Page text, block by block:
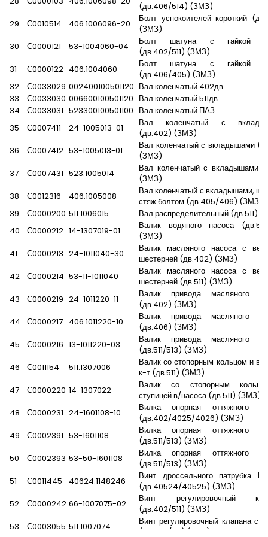
(дв.406/514) (ЗМЗ)
29
С0010514 406.1006096-20
Болт успокоителей короткий
(ЗМЗ)
30
С0000121 53-1004060-04
Болт шатуна с гайкой
(дв.402/511) (ЗМЗ)
31
С0000122 406.1004060
Болт шатуна с гайкой
(дв.406/405) (ЗМЗ)
32
С0033029 002400100501120 Вал коленчатый 402дв.
33
С0033030 006600100501120 Вал коленчатый 511дв.
34
С0033031 523300100501100 Вал коленчатый ПАЗ
35
С0007411 24-1005013-01
Вал коленчатый с
(дв.402) (ЗМЗ)
36
С0007412 53-1005013-01
Вал коленчатый с вкладышами
(ЗМЗ)
37
С0007431 523.1005014
Вал коленчатый с вкладышами
(ЗМЗ)
38
С0012316 406.1005008
Вал коленчатый с вкладышами,
стяж.болтом (дв.405/406) (ЗМЗ)
39
С0000200 511.1006015
Вал распределительный (дв.511)
40
С0000212 14-1307019-01
Валик водяного насоса
(ЗМЗ)
41
С0000213 24-1011040-30
Валик масляного насоса с
шестерней (дв.402) (ЗМЗ)
42
С0000214 53-11-1011040
Валик масляного насоса с
шестерней (дв.511) (ЗМЗ)
43
С0000219 24-1011220-11
Валик привода масляного
(дв.402) (ЗМЗ)
44
С0000217 406.1011220-10
Валик привода масляного
(дв.406) (ЗМЗ)
45
С0000216 13-1011220-03
Валик привода масляного
(дв.511/513) (ЗМЗ)
46
С0011154 511.1307006
Валик со стопорным кольцом и
к-т (дв.511) (ЗМЗ)
47
С0000220 14-1307022
Валик со стопорным
ступицей в/насоса (дв.511) (ЗМЗ)
48
С0000231 24-1601108-10
Вилка опорная оттяжного
(дв.402/4025/4026) (ЗМЗ)
49
С0002391 53-1601108
Вилка опорная оттяжного
(дв.511/513) (ЗМЗ)
50
С0002393 53-50-1601108
Вилка опорная оттяжного
(дв.511/513) (ЗМЗ)
51
С0011445 40624.1148246
Винт дроссельного патрубка
(дв.40524/40525) (ЗМЗ)
52
С0000242 66-1007075-02
Винт регулировочный
(дв.402/511) (ЗМЗ)
53
С0003055 511.1007074
Винт регулировочный клапана с
(дв.402/511) (ЗМЗ)